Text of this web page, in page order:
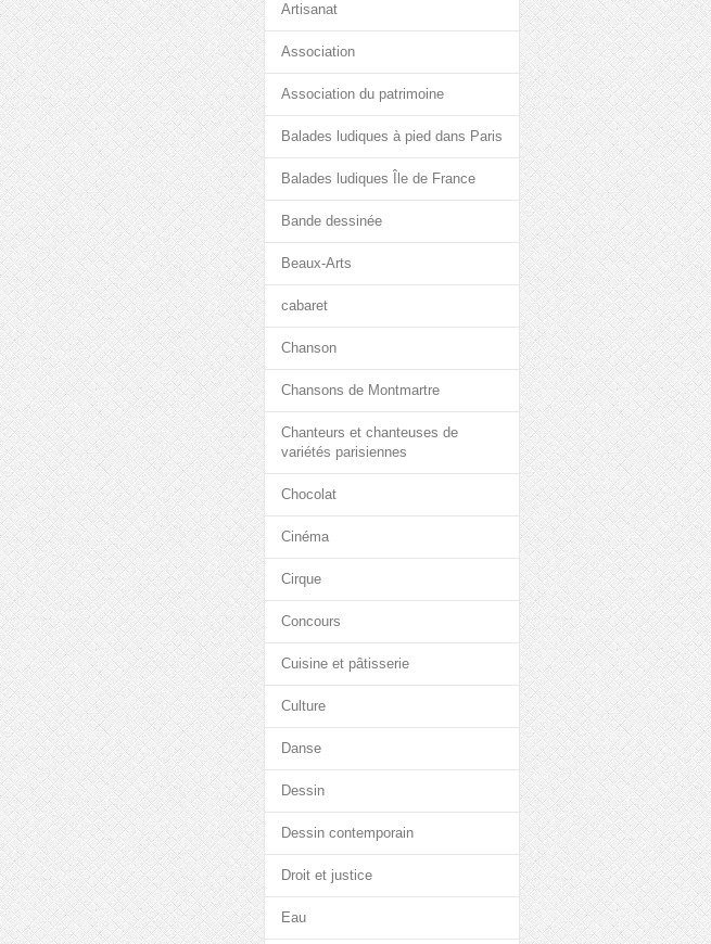
Artisanat
Association
Association du patrimoine
Balades ludiques à pied dans Paris
Balades ludiques Île de France
Bande dessinée
Beaux-Arts
cabaret
Chanson
Chansons de Montmartre
Chanteurs et chanteuses de
variétés parisiennes
Chocolat
Cinéma
Cirque
Concours
Cuisine et pâtisserie
Culture
Danse
Dessin
Dessin contemporain
Droit et justice
Eau